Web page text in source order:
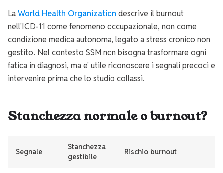
LaWorld Health Organization descrive il burnout
nell'ICD-11 come fenomeno occupazionale, non come
condizione medica autonoma, legato a stress cronico non
gestito. Nel contesto SSM non bisogna trasformare ogni
fatica in diagnosi, ma e' utile riconoscere i segnali precoci e
intervenire prima che lo studio collassi.
Stanchezza normale o burnout?
Segnale
Stanchezza
gestibile
Rischio burnout